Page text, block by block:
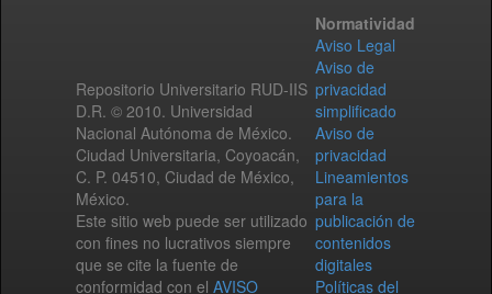
Repositorio Universitario RUD-IIS
D.R. © 2010. Universidad
Nacional Autónoma de México.
Ciudad Universitaria, Coyoacán,
C. P. 04510, Ciudad de México,
México.
Este sitio web puede ser utilizado
con fines no lucrativos siempre
que se cite la fuente de
conformidad con el AVISO
Normatividad
Aviso Legal
Aviso de
privacidad
simplificado
Aviso de
privacidad
Lineamientos
para la
publicación de
contenidos
digitales
Políticas del